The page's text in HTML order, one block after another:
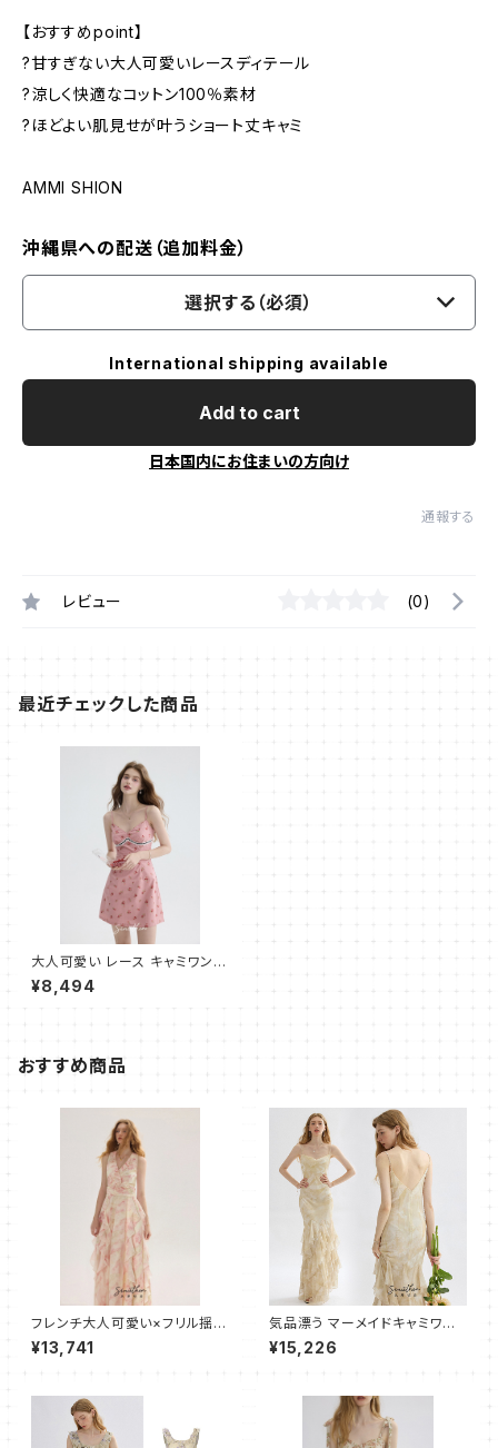
【おすすめpoint】
?甘すぎない大人可愛いレースディテール
?涼しく快適なコットン100％素材
?ほどよい肌見せが叶うショート丈キャミ
AMMI SHION
沖縄県への配送（追加料金）
選択する（必須）
International shipping available
Add to cart
日本国内にお住まいの方向け
通報する
レビュー (0)
最近チェックした商品
大人可愛い レース キャミワンピ
ース ショート 棉100%
¥8,494
おすすめ商品
フレンチ大人可愛い×フリル揺れ
るロングワンピース
¥13,741
気品漂う マーメイドキャミワン
ピース ロング
¥15,226